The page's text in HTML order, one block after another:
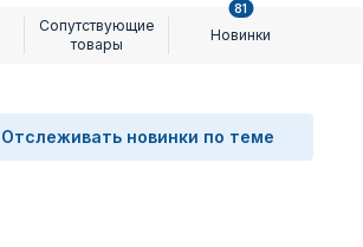
Сопутствующие
товары
Новинки
81
Отслеживать новинки по теме